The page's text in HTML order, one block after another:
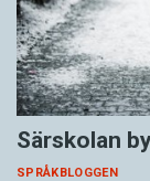
Särskolan
SPRÅKBLOGGEN